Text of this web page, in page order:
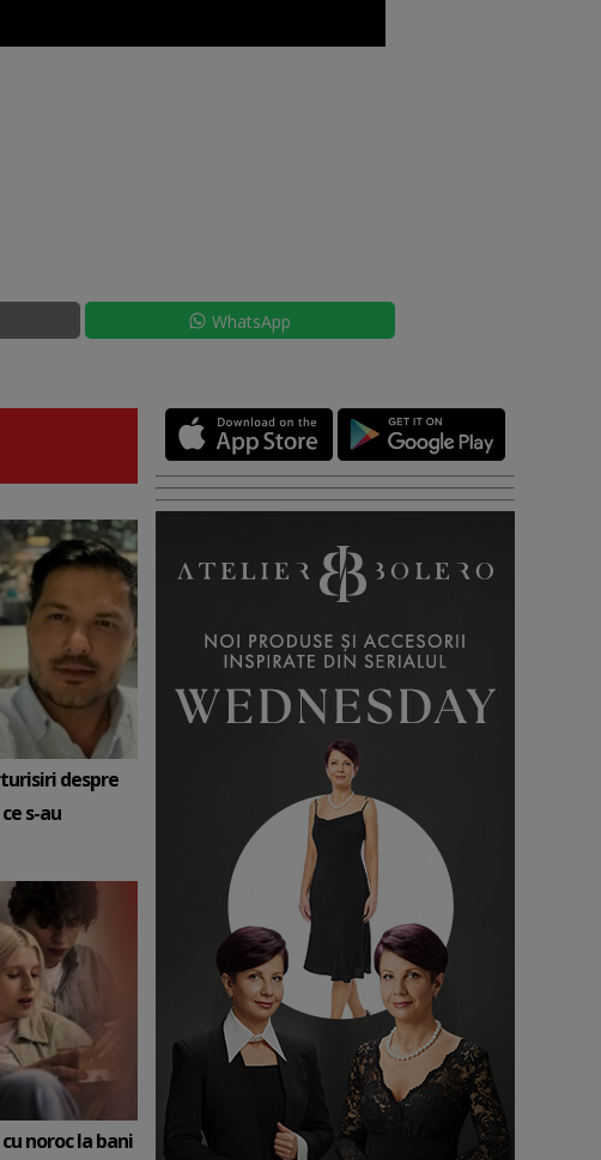
WhatsApp
despre
s-au
noroc la bani